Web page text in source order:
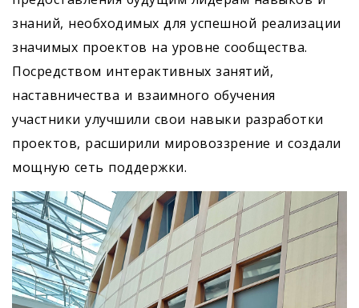
знаний, необходимых для успешной реализации
значимых проектов на уровне сообщества.
Посредством интерактивных занятий,
наставничества и взаимного обучения
участники улучшили свои навыки разработки
проектов, расширили мировоззрение и создали
мощную сеть поддержки.